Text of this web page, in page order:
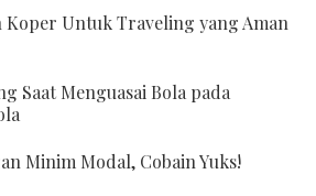
Koper Untuk Traveling yang Aman
Saat Menguasai Bola pada
Minim Modal, Cobain Yuks!